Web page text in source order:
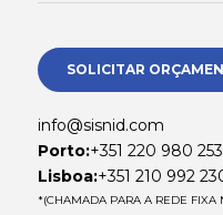
SOLICITAR
info@sisnid.com
Porto:+351 220 980
Lisboa:+351 210 992
*(CHAMADA PARA A REDE FIXA